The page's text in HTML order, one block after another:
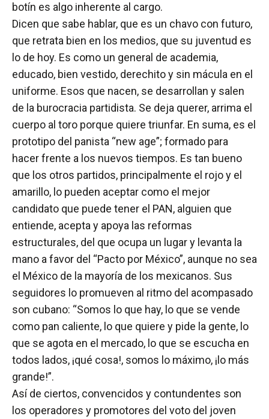
botín es algo inherente al cargo.
Dicen que sabe hablar, que es un chavo con futuro,
que retrata bien en los medios, que su juventud es
lo de hoy. Es como un general de academia,
educado, bien vestido, derechito y sin mácula en el
uniforme. Esos que nacen, se desarrollan y salen
de la burocracia partidista. Se deja querer, arrima el
cuerpo al toro porque quiere triunfar. En suma, es el
prototipo del panista “new age”; formado para
hacer frente a los nuevos tiempos. Es tan bueno
que los otros partidos, principalmente el rojo y el
amarillo, lo pueden aceptar como el mejor
candidato que puede tener el PAN, alguien que
entiende, acepta y apoya las reformas
estructurales, del que ocupa un lugar y levanta la
mano a favor del “Pacto por México”, aunque no sea
el México de la mayoría de los mexicanos. Sus
seguidores lo promueven al ritmo del acompasado
son cubano: “Somos lo que hay, lo que se vende
como pan caliente, lo que quiere y pide la gente, lo
que se agota en el mercado, lo que se escucha en
todos lados, ¡qué cosa!, somos lo máximo, ¡lo más
grande!”.
Así de ciertos, convencidos y contundentes son
los operadores y promotores del voto del joven